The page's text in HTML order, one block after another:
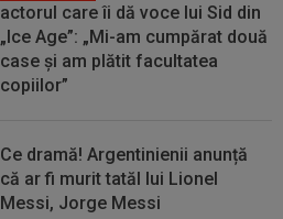
actorul care îi dă voce lui Sid din
„Ice Age”: „Mi-am cumpărat două
case și am plătit facultatea
copiilor”
Ce dramă! Argentinienii anunță
că ar fi murit tatăl lui Lionel
Messi, Jorge Messi